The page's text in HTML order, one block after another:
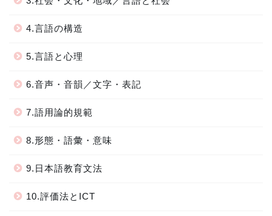
4.言語の構造
5.言語と心理
6.音声・音韻／文字・表記
7.語用論的規範
8.形態・語彙・意味
9.日本語教育文法
10.評価法とICT